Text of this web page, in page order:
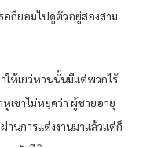
อก็ยอมไปดูตัวอยู่สองสาม
ให้เยว่หานนั้นมีแต่พวกไร้
เขาไม่หยุดว่า ผู้ชายอายุ
านการแต่งงานมาแล้วแต่ก็